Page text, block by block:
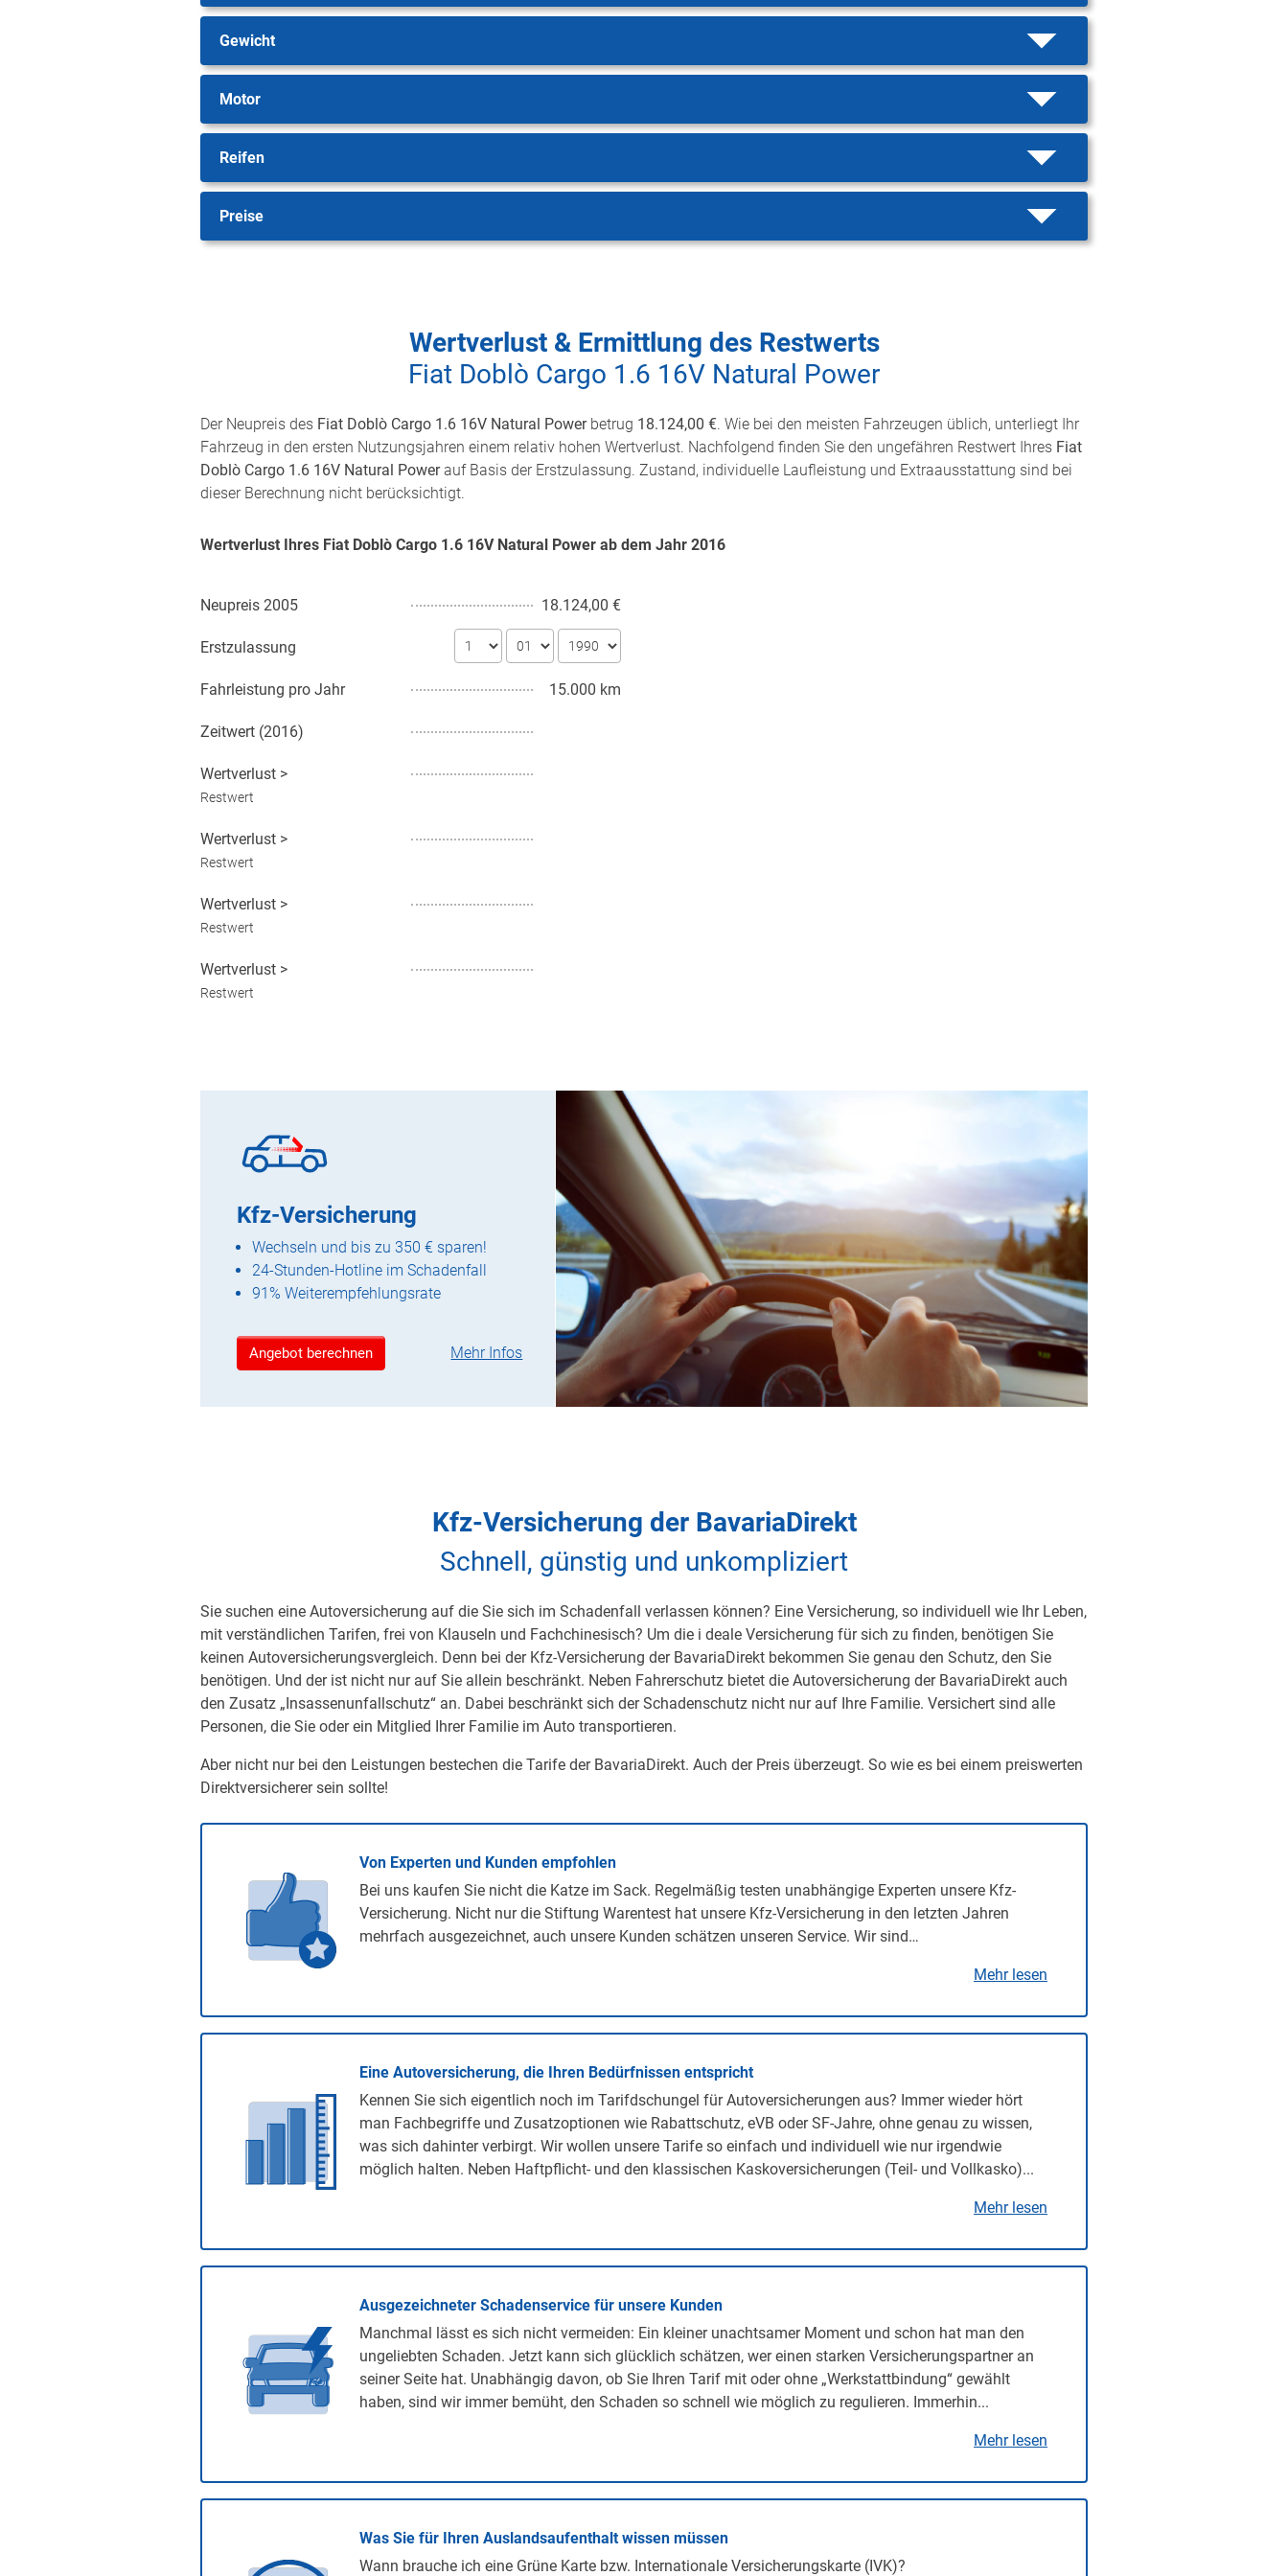
Gewicht
Motor
Reifen
Preise
Wertverlust & Ermittlung des Restwerts
Fiat Doblò Cargo 1.6 16V Natural Power
Der Neupreis des Fiat Doblò Cargo 1.6 16V Natural Powerbetrug 18.124,00 €. Wie bei den meisten Fahrzeugen üblich, unterliegt Ihr
Fahrzeug in den ersten Nutzungsjahren einem relativ hohen Wertverlust. Nachfolgend finden Sie den ungefähren Restwert Ihres Fiat
Doblò Cargo 1.6 16V Natural Powerauf Basis der Erstzulassung. Zustand, individuelle Laufleistung und Extraausstattung sind bei
dieser Berechnung nicht berücksichtigt.
Wertverlust Ihres Fiat Doblò Cargo 1.6 16V Natural Power ab dem Jahr 2016
Neupreis 2005 18.124,00 €
Erstzulassung
Fahrleistung pro Jahr 15.000 km
Zeitwert (2016)
Wertverlust >
Restwert
Wertverlust >
Restwert
Wertverlust >
Restwert
Wertverlust >
Restwert
Kfz-Versicherung
Wechseln und bis zu 350 € sparen!
24-Stunden-Hotline im Schadenfall
91% Weiterempfehlungsrate
Angebot berechnen Mehr Infos
Kfz-Versicherung der BavariaDirekt
Schnell, günstig und unkompliziert
Sie suchen eine Autoversicherung auf die Sie sich im Schadenfall verlassen können? Eine Versicherung, so individuell wie Ihr Leben,
mit verständlichen Tarifen, frei von Klauseln und Fachchinesisch? Um die i deale Versicherung für sich zu finden, benötigen Sie
keinen Autoversicherungsvergleich. Denn bei der Kfz-Versicherung der BavariaDirekt bekommen Sie genau den Schutz, den Sie
benötigen. Und der ist nicht nur auf Sie allein beschränkt. Neben Fahrerschutz bietet die Autoversicherung der BavariaDirekt auch
den Zusatz „Insassenunfallschutz“ an. Dabei beschränkt sich der Schadenschutz nicht nur auf Ihre Familie. Versichert sind alle
Personen, die Sie oder ein Mitglied Ihrer Familie im Auto transportieren.
Aber nicht nur bei den Leistungen bestechen die Tarife der BavariaDirekt. Auch der Preis überzeugt. So wie es bei einem preiswerten
Direktversicherer sein sollte!
Von Experten und Kunden empfohlen
Bei uns kaufen Sie nicht die Katze im Sack. Regelmäßig testen unabhängige Experten unsere Kfz-
Versicherung. Nicht nur die Stiftung Warentest hat unsere Kfz-Versicherung in den letzten Jahren
mehrfach ausgezeichnet, auch unsere Kunden schätzen unseren Service. Wir sind…
Mehr lesen
Eine Autoversicherung, die Ihren Bedürfnissen entspricht
Kennen Sie sich eigentlich noch im Tarifdschungel für Autoversicherungen aus? Immer wieder hört
man Fachbegriffe und Zusatzoptionen wie Rabattschutz, eVB oder SF-Jahre, ohne genau zu wissen,
was sich dahinter verbirgt. Wir wollen unsere Tarife so einfach und individuell wie nur irgendwie
möglich halten. Neben Haftpflicht- und den klassischen Kaskoversicherungen (Teil- und Vollkasko)...
Mehr lesen
Ausgezeichneter Schadenservice für unsere Kunden
Manchmal lässt es sich nicht vermeiden: Ein kleiner unachtsamer Moment und schon hat man den
ungeliebten Schaden. Jetzt kann sich glücklich schätzen, wer einen starken Versicherungspartner an
seiner Seite hat. Unabhängig davon, ob Sie Ihren Tarif mit oder ohne „Werkstattbindung“ gewählt
haben, sind wir immer bemüht, den Schaden so schnell wie möglich zu regulieren. Immerhin...
Mehr lesen
Was Sie für Ihren Auslandsaufenthalt wissen müssen
Wann brauche ich eine Grüne Karte bzw. Internationale Versicherungskarte (IVK)?